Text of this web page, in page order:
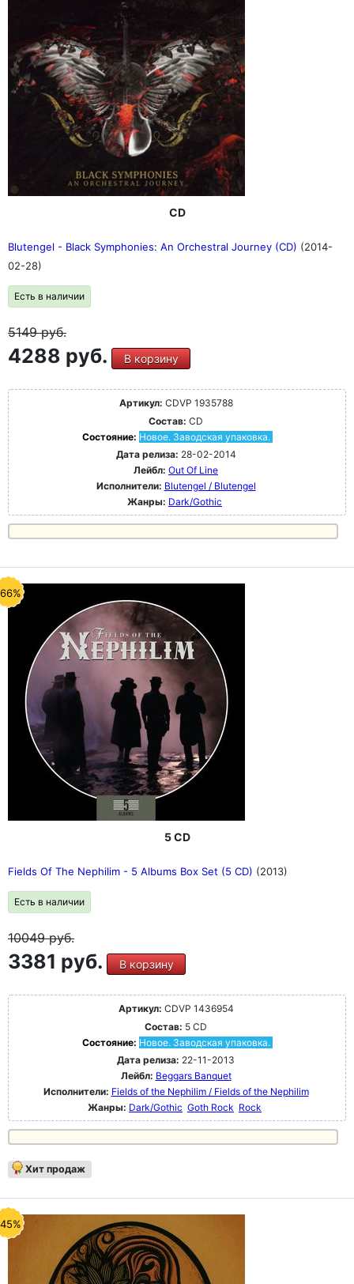
CD
Blutengel - Black Symphonies: An Orchestral Journey (CD) (2014-
02-28)
Есть в наличии
5149руб.
4288 руб. В корзину
Артикул: CDVP 1935788
Состав: CD
Состояние: Новое. Заводская упаковка.
Дата релиза: 28-02-2014
Лейбл: Out Of Line
Исполнители: Blutengel / Blutengel
Жанры: Dark/Gothic
5 CD
Fields Of The Nephilim - 5 Albums Box Set (5 CD) (2013)
Есть в наличии
10049руб.
3381 руб. В корзину
Артикул: CDVP 1436954
Состав: 5 CD
Состояние: Новое. Заводская упаковка.
Дата релиза: 22-11-2013
Лейбл: Beggars Banquet
Исполнители: Fields of the Nephilim / Fields of the Nephilim
Жанры: Dark/Gothic Goth Rock Rock
Хит продаж